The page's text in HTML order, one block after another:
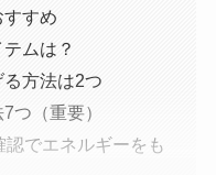
すめ
ムは？
方法は2つ
つ（重要）
でエネルギーをも